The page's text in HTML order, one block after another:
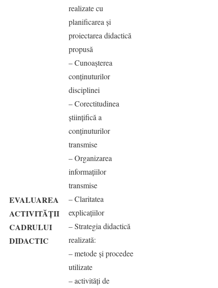
EVALUAREA
ACTIVITĂȚII
CADRULUI
DIDACTIC
realizate cu
planificarea şi
proiectarea didactică
propusă
– Cunoaşterea
conţinuturilor
disciplinei
– Corectitudinea
ştiinţifică a
conţinuturilor
transmise
– Organizarea
informaţiilor
transmise
– Claritatea
explicaţiilor
– Strategia didactică
realizată:
– metode şi procedee
utilizate
– activităţi de